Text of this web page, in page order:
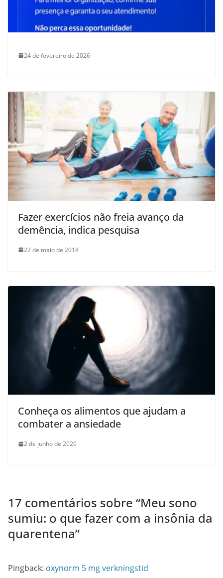
24 de fevereiro de 2026
Fazer exercícios não freia avanço da
demência, indica pesquisa
22 de maio de 2018
Conheça os alimentos que ajudam a
combater a ansiedade
2 de junho de 2020
17 comentários sobre “Meu sono
sumiu: o que fazer com a insônia da
quarentena”
Pingback: oxynorm 5 mg verkningstid